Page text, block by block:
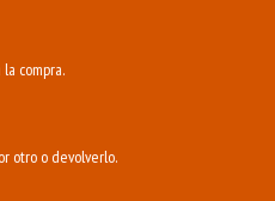
compra.
otro o devolverlo.